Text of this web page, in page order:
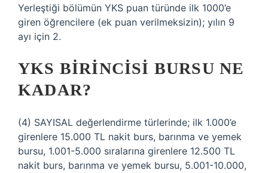
Yerleştiği bölümün YKS puan türünde ilk 1000’e
giren öğrencilere (ek puan verilmeksizin); yılın 9
ayı için 2.
YKS BIRINCISI BURSU NE
KADAR?
(4) SAYISAL değerlendirme türlerinde; ilk 1.000’e
girenlere 15.000 TL nakit burs, barınma ve yemek
bursu, 1.001-5.000 sıralarına girenlere 12.500 TL
nakit burs, barınma ve yemek bursu, 5.001-10.000,